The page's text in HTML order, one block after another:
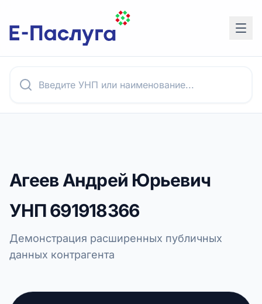
Агеев Андрей Юрьевич
УНП691918366
Демонстрация расширенных публичных
данных контрагента